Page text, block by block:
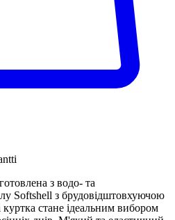
з водо- та
Softshell з брудовідштовхуючою
стане ідеальним вибором